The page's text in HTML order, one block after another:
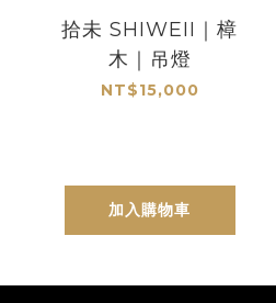
拾未 SHIWEII｜樟
木｜吊燈
NT$15,000
加入購物車